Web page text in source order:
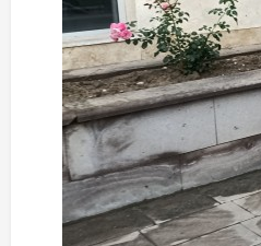
Ankara Yurtlar Rehberi: Ankara
Site İçi (On-Page) SEO
Kuzu Fileto Seçimi ve Pişirme
Dar Tavanlı Alanlar İçin Oval